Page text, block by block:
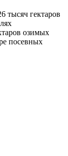
тысяч гектаров
озимых
посевных